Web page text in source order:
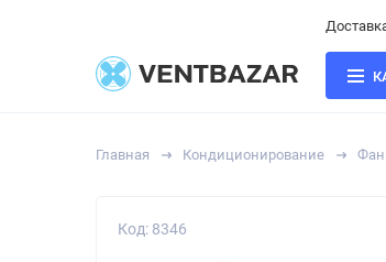
Главная Кондиционирование
Код: 8346